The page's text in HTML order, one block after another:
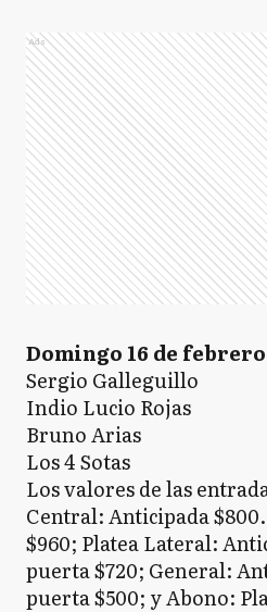
Ads
Domingo 16 de febrero
Sergio Galleguillo
Indio Lucio Rojas
Bruno Arias
Los 4 Sotas
Los valores de las
Central: Anticipada
$960; Platea Lateral:
puerta $720; General:
puerta $500; y Abono: